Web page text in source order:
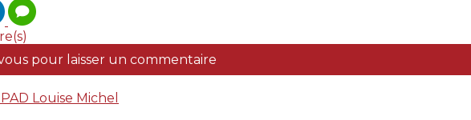
pour laisser un commentaire